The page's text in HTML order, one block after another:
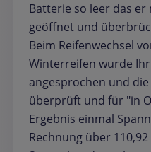
Batterie so leer das
geöffnet und
Beim Reifenwechsel
Winterreifen wurde
angesprochen und
überprüft und für "in
Ergebnis einmal
Rechnung über 110,92